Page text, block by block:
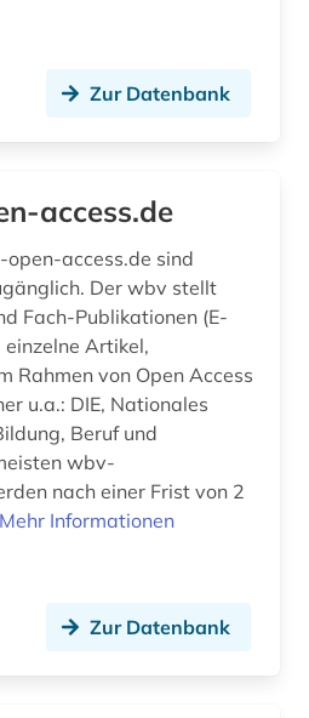
zeitschriftenaufsatz (8)
öffentliche forschung (1)
Zur Datenbank
access.de
access.de sind
Der wbv stellt
Fach-Publikationen (E-
Artikel,
Rahmen von Open Access
u.a.: DIE, Nationales
Beruf und
nach einer Frist von 2
Mehr Informationen
Zur Datenbank